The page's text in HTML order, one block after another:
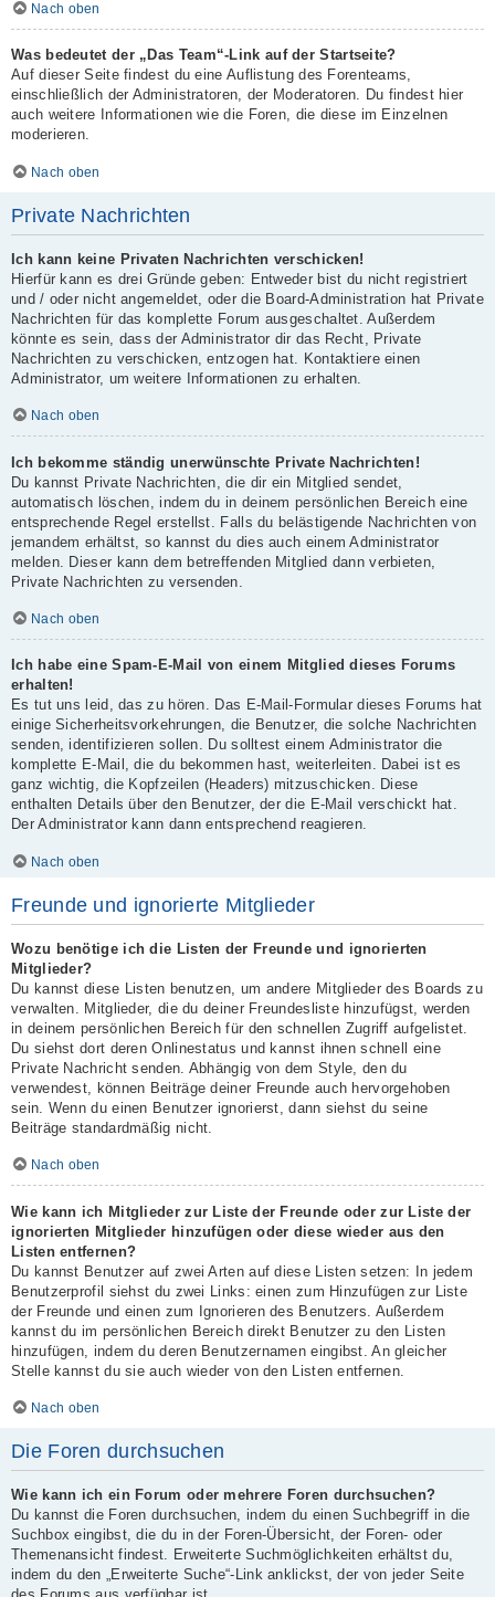
Nach oben
Was bedeutet der „Das Team“-Link auf der Startseite?
Auf dieser Seite findest du eine Auflistung des Forenteams,
einschließlich der Administratoren, der Moderatoren. Du findest hier
auch weitere Informationen wie die Foren, die diese im Einzelnen
moderieren.
Nach oben
Private Nachrichten
Ich kann keine Privaten Nachrichten verschicken!
Hierfür kann es drei Gründe geben: Entweder bist du nicht registriert
und / oder nicht angemeldet, oder die Board-Administration hat Private
Nachrichten für das komplette Forum ausgeschaltet. Außerdem
könnte es sein, dass der Administrator dir das Recht, Private
Nachrichten zu verschicken, entzogen hat. Kontaktiere einen
Administrator, um weitere Informationen zu erhalten.
Nach oben
Ich bekomme ständig unerwünschte Private Nachrichten!
Du kannst Private Nachrichten, die dir ein Mitglied sendet,
automatisch löschen, indem du in deinem persönlichen Bereich eine
entsprechende Regel erstellst. Falls du belästigende Nachrichten von
jemandem erhältst, so kannst du dies auch einem Administrator
melden. Dieser kann dem betreffenden Mitglied dann verbieten,
Private Nachrichten zu versenden.
Nach oben
Ich habe eine Spam-E-Mail von einem Mitglied dieses Forums
erhalten!
Es tut uns leid, das zu hören. Das E-Mail-Formular dieses Forums hat
einige Sicherheitsvorkehrungen, die Benutzer, die solche Nachrichten
senden, identifizieren sollen. Du solltest einem Administrator die
komplette E-Mail, die du bekommen hast, weiterleiten. Dabei ist es
ganz wichtig, die Kopfzeilen (Headers) mitzuschicken. Diese
enthalten Details über den Benutzer, der die E-Mail verschickt hat.
Der Administrator kann dann entsprechend reagieren.
Nach oben
Freunde und ignorierte Mitglieder
Wozu benötige ich die Listen der Freunde und ignorierten
Mitglieder?
Du kannst diese Listen benutzen, um andere Mitglieder des Boards zu
verwalten. Mitglieder, die du deiner Freundesliste hinzufügst, werden
in deinem persönlichen Bereich für den schnellen Zugriff aufgelistet.
Du siehst dort deren Onlinestatus und kannst ihnen schnell eine
Private Nachricht senden. Abhängig von dem Style, den du
verwendest, können Beiträge deiner Freunde auch hervorgehoben
sein. Wenn du einen Benutzer ignorierst, dann siehst du seine
Beiträge standardmäßig nicht.
Nach oben
Wie kann ich Mitglieder zur Liste der Freunde oder zur Liste der
ignorierten Mitglieder hinzufügen oder diese wieder aus den
Listen entfernen?
Du kannst Benutzer auf zwei Arten auf diese Listen setzen: In jedem
Benutzerprofil siehst du zwei Links: einen zum Hinzufügen zur Liste
der Freunde und einen zum Ignorieren des Benutzers. Außerdem
kannst du im persönlichen Bereich direkt Benutzer zu den Listen
hinzufügen, indem du deren Benutzernamen eingibst. An gleicher
Stelle kannst du sie auch wieder von den Listen entfernen.
Nach oben
Die Foren durchsuchen
Wie kann ich ein Forum oder mehrere Foren durchsuchen?
Du kannst die Foren durchsuchen, indem du einen Suchbegriff in die
Suchbox eingibst, die du in der Foren-Übersicht, der Foren- oder
Themenansicht findest. Erweiterte Suchmöglichkeiten erhältst du,
indem du den „Erweiterte Suche“-Link anklickst, der von jeder Seite